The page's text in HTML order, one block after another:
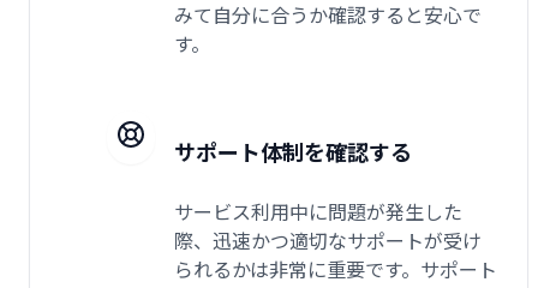
みて自分に合うか確認すると安心で
す。
サポート体制を確認する
サービス利用中に問題が発生した
際、迅速かつ適切なサポートが受け
られるかは非常に重要です。サポート